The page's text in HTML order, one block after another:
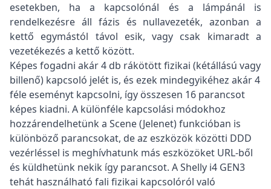
esetekben, ha a kapcsolónál és a lámpánál is
rendelkezésre áll fázis és nullavezeték, azonban a
kettő egymástól távol esik, vagy csak kimaradt a
vezetékezés a kettő között.
Képes fogadni akár 4 db rákötött fizikai (kétállású vagy
billenő) kapcsoló jelét is, és ezek mindegyikéhez akár 4
féle eseményt kapcsolni, így összesen 16 parancsot
képes kiadni. A különféle kapcsolási módokhoz
hozzárendelhetünk a Scene (Jelenet) funkcióban is
különböző parancsokat, de az eszközök közötti DDD
vezérléssel is meghívhatunk más eszközöket URL-ből
és küldhetünk nekik így parancsot. A Shelly i4 GEN3
tehát használható fali fizikai kapcsolóról való